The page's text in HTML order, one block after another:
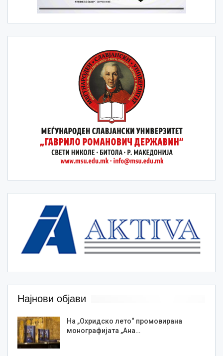
Најнови објави
На „Охридско лето“ промовирана
монографијата „Ана…